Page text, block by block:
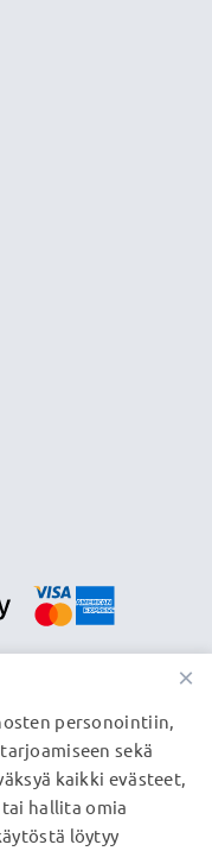
Tilaa nyt –
mutta ei
×
personointiin,
sekä
kaikki evästeet,
hallita omia
löytyy